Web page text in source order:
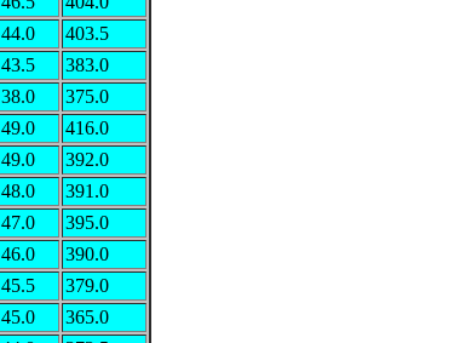
44.0
403.5
43.5
383.0
38.0
375.0
49.0
416.0
49.0
392.0
48.0
391.0
47.0
395.0
46.0
390.0
45.5
379.0
45.0
365.0